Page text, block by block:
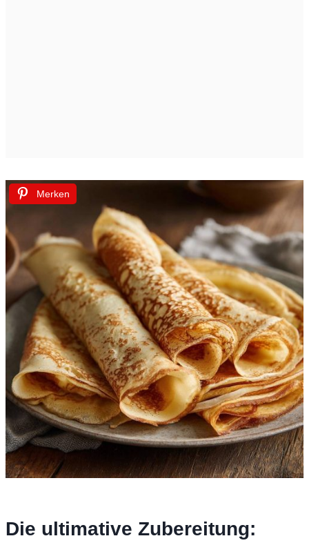
Merken
Die ultimative Zubereitung: